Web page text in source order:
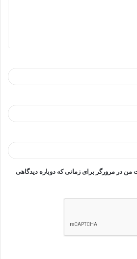
من در مرورگر برای زمانی که دوباره دیدگاهی